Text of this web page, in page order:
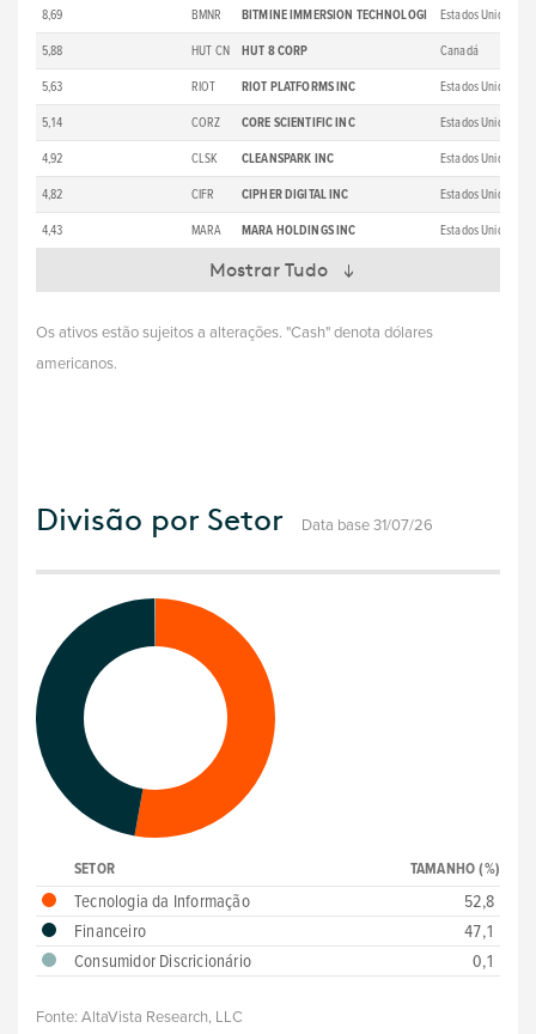
8,69 BMNR BITMINE IMMERSION TECHNOLOGI Estados Unidos
5,88 HUT CN HUT 8 CORP Canadá
5,63 RIOT RIOT PLATFORMS INC Estados Unidos
5,14 CORZ CORE SCIENTIFIC INC Estados Unidos
4,92 CLSK CLEANSPARK INC Estados Unidos
4,82 CIFR CIPHER DIGITAL INC Estados Unidos
4,43 MARA MARA HOLDINGS INC Estados Unidos
Mostrar Tudo
Os ativos estão sujeitos a alterações. "Cash" denota dólares
americanos.
Divisão por Setor Data base 31/07/26
SETOR TAMANHO (%)
Tecnologia da Informação
52,8
Financeiro
47,1
Consumidor Discricionário
0,1
Fonte: AltaVista Research, LLC